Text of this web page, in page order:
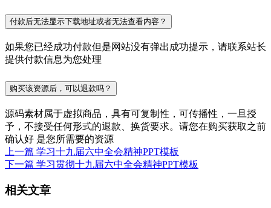
付款后无法显示下载地址或者无法查看内容？
如果您已经成功付款但是网站没有弹出成功提示，请联系站长
提供付款信息为您处理
购买该资源后，可以退款吗？
源码素材属于虚拟商品，具有可复制性，可传播性，一旦授
予，不接受任何形式的退款、换货要求。请您在购买获取之前
确认好 是您所需要的资源
上一篇 学习十九届六中全会精神PPT模板
下一篇 学习贯彻十九届六中全会精神PPT模板
相关文章